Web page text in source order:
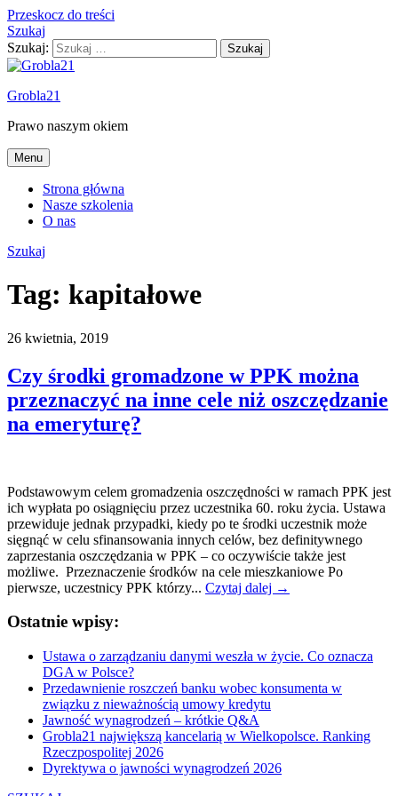
Przeskocz do treści
Szukaj
Szukaj:
Grobla21
Prawo naszym okiem
Menu
Strona główna
Nasze szkolenia
O nas
Szukaj
Tag: kapitałowe
26 kwietnia, 2019
Czy środki gromadzone w PPK można
przeznaczyć na inne cele niż oszczędzanie
na emeryturę?
Podstawowym celem gromadzenia oszczędności w ramach PPK jest
ich wypłata po osiągnięciu przez uczestnika 60. roku życia. Ustawa
przewiduje jednak przypadki, kiedy po te środki uczestnik może
sięgnąć w celu sfinansowania innych celów, bez definitywnego
zaprzestania oszczędzania w PPK – co oczywiście także jest
możliwe. Przeznaczenie środków na cele mieszkaniowe Po
pierwsze, uczestnicy PPK którzy... Czytaj dalej →
Ostatnie wpisy:
Ustawa o zarządzaniu danymi weszła w życie. Co oznacza
DGA w Polsce?
Przedawnienie roszczeń banku wobec konsumenta w
związku z nieważnością umowy kredytu
Jawność wynagrodzeń – krótkie Q&A
Grobla21 największą kancelarią w Wielkopolsce. Ranking
Rzeczpospolitej 2026
Dyrektywa o jawności wynagrodzeń 2026